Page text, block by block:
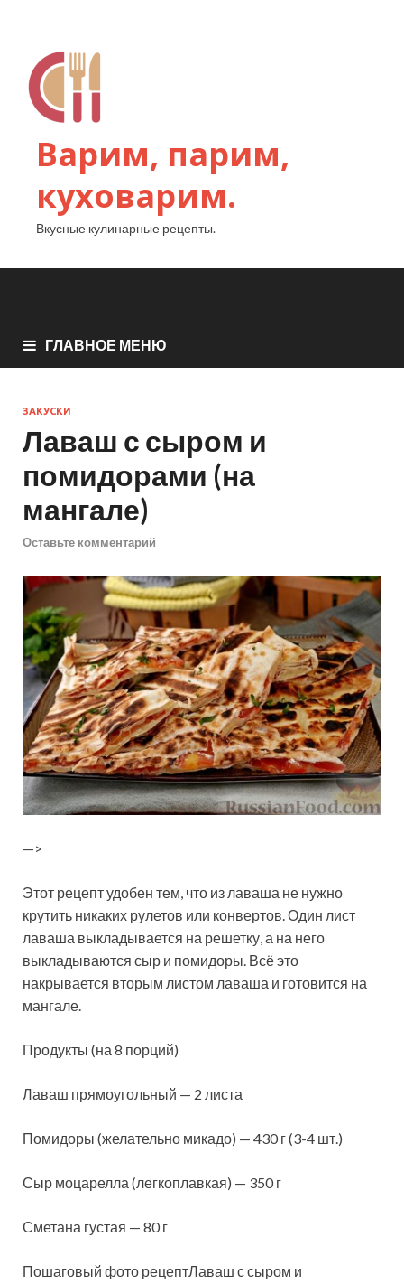
Варим, парим,
куховарим.
Вкусные кулинарные рецепты.
ГЛАВНОЕ МЕНЮ
ЗАКУСКИ
Лаваш с сыром и
помидорами (на
мангале)
Оставьте комментарий
—>
Этот рецепт удобен тем, что из лаваша не нужно
крутить никаких рулетов или конвертов. Один лист
лаваша выкладывается на решетку, а на него
выкладываются сыр и помидоры. Всё это
накрывается вторым листом лаваша и готовится на
мангале.
Продукты (на 8 порций)
Лаваш прямоугольный — 2 листа
Помидоры (желательно микадо) — 430 г (3-4 шт.)
Сыр моцарелла (легкоплавкая) — 350 г
Сметана густая — 80 г
Пошаговый фото рецептЛаваш с сыром и